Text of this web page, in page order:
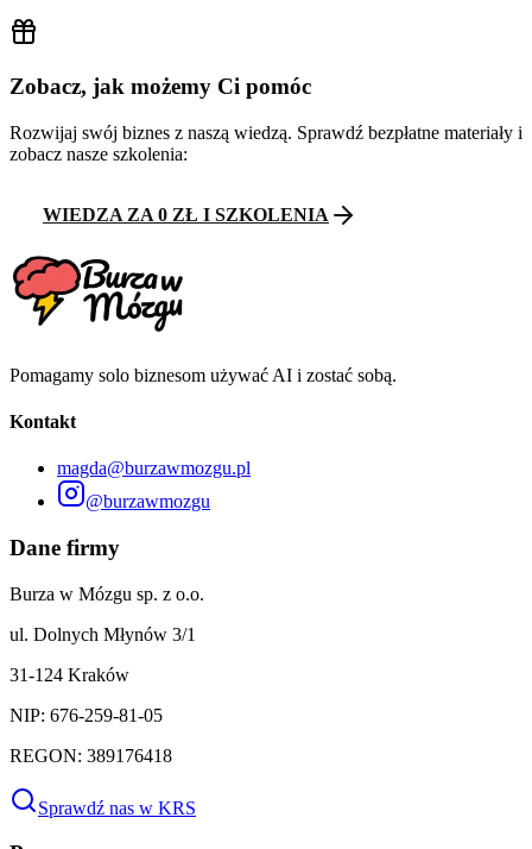
Zobacz, jak możemy Ci pomóc
Rozwijaj swój biznes z naszą wiedzą. Sprawdź bezpłatne materiały i
zobacz nasze szkolenia:
WIEDZA ZA 0 ZŁ I SZKOLENIA
Pomagamy solo biznesom używać AI i zostać sobą.
Kontakt
magda@burzawmozgu.pl
@burzawmozgu
Dane firmy
Burza w Mózgu sp. z o.o.
ul. Dolnych Młynów 3/1
31-124 Kraków
NIP: 676-259-81-05
REGON: 389176418
Sprawdź nas w KRS